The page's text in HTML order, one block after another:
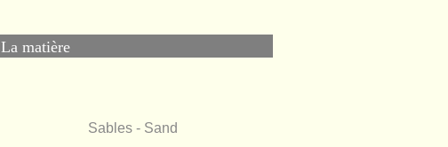
La matière
Sables - Sand